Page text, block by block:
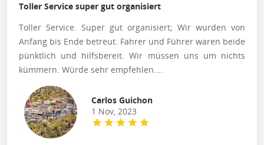
Toller Service super gut organisiert
Toller Service. Super gut organisiert; Wir wurden von
Anfang bis Ende betreut. Fahrer und Führer waren beide
pünktlich und hilfsbereit. Wir müssen uns um nichts
kümmern. Würde sehr empfehlen....
Carlos Guichon
1 Nov, 2023